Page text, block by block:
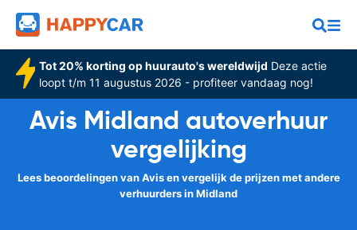
Tot 20% korting op huurauto's wereldwijd Deze actie
loopt t/m 11 augustus 2026 - profiteer vandaag nog!
Avis Midland autoverhuur
vergelijking
Lees beoordelingen van Avis en vergelijk de prijzen met andere
verhuurders in Midland